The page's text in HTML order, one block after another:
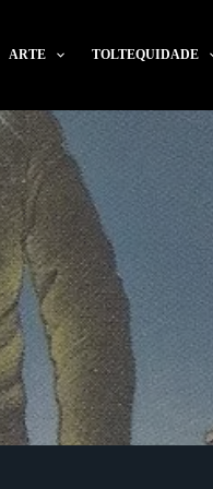
ARTE TOLTEQUIDADE